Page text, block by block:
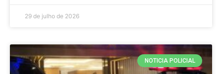
29 de julho de 2026
NOTICIA POLICIAL